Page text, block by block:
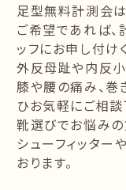
足型無料計測会
ご希望であれば、
ッフにお申し付け
外反母趾や内反小
膝や腰の痛み、巻
ひお気軽にご相談
靴選びでお悩みの
シューフィッタ
おります。